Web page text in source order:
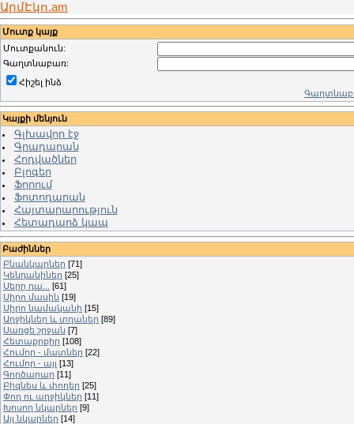
ԱրմԷկո.am
Մուտք կայք
Մուտքանուն:
Գաղտնաբառ:
Հիշել ինձ
Կայքի մենյուն
Գլխավոր էջ
Գրադարան
Հոդվածներ
Բլոգեր
Ֆորում
Ֆոտոդարան
Հայտարարություն
Հետադարձ կապ
Բաժիններ
Բնանկարներ [71]
Կենդանիներ [25]
Սերը դա...
[61]
Սիրո մասին [19]
Սիրո նամականի [15]
Աղջիկներ և տղաներ [89]
Սառցե շրջան [7]
Հետաքրքիր [108]
Հումոր - մատներ [22]
Հումոր - այլ [13]
Գործարար [11]
Բիզնես և փողեր [25]
Փող ու աղջիկներ [11]
Խոսող նկարներ [9]
Այլ նկարներ [14]